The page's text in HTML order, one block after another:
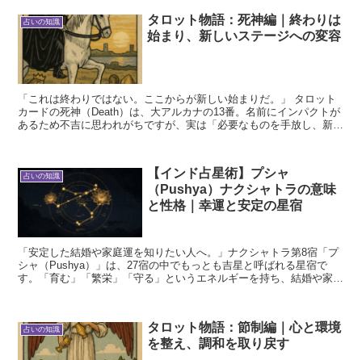
占いの知識
タロット物語：死神編｜終わりは
始まり、新しいステージへの変容
「これは終わりではない。ここからが新しい始まりだ。」 タロット
カードの死神（Death）は、大アルカナの13番。名前にインパクトが
あるため不吉に思われがちですが、実は「必要なものを手放し、新し
占いの知識
【インド占星術】プシャ
（Pushya）ナクシャトラの意味
と性格｜幸運と安定の星宿
「安定した結婚や家庭運を知りたい人へ。」ナクシャトラ第8宿「プ
シャ（Pushya）」は、27宿の中でもっとも吉星と呼ばれる星宿で
す。「育む」「繁栄」「守る」というエネルギーを持ち、結婚や家
占いの知識
タロット物語：節制編｜心と環境
を整え、調和を取り戻す